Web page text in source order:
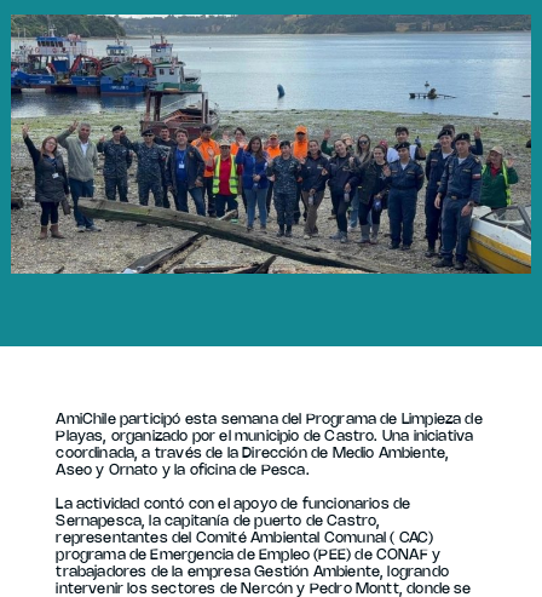
AmiChile participó esta semana del Programa de Limpieza de
Playas, organizado por el municipio de Castro. Una iniciativa
coordinada, a través de la Dirección de Medio Ambiente,
Aseo y Ornato y la oficina de Pesca.
La actividad contó con el apoyo de funcionarios de
Sernapesca, la capitanía de puerto de Castro,
representantes del Comité Ambiental Comunal ( CAC)
programa de Emergencia de Empleo (PEE) de CONAF y
trabajadores de la empresa Gestión Ambiente, logrando
intervenir los sectores de Nercón y Pedro Montt, donde se